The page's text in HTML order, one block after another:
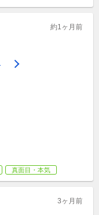
約1ヶ月前
真面目・本気
3ヶ月前